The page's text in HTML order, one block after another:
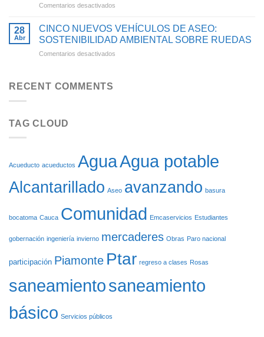
CAUCA
DE
ACUEDUCTO
ACUEDUCTO
DE
LA
Comentarios desactivados
DE
4.000
HABITANTES
DEL
ACUEDUCTO
CARGACHIQUILLO
28
Abr
CINCO NUEVOS VEHÍCULOS DE ASEO:
SOSTENIBILIDAD AMBIENTAL SOBRE RUEDAS
Comentarios desactivados
RECENT COMMENTS
TAG CLOUD
Acueducto acueductos AguaAgua potable
Alcantarillado Aseo avanzando basura
bocatoma Cauca Comunidad Emcaservicios Estudiantes
gobernación ingeniería invierno mercaderes Obras Paro nacional
participación Piamonte Ptar regreso a clases Rosas
saneamientosaneamiento
básico Servicios públicos